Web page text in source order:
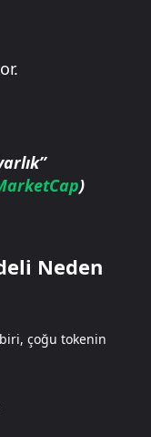
)
Neden
çoğu tokenin